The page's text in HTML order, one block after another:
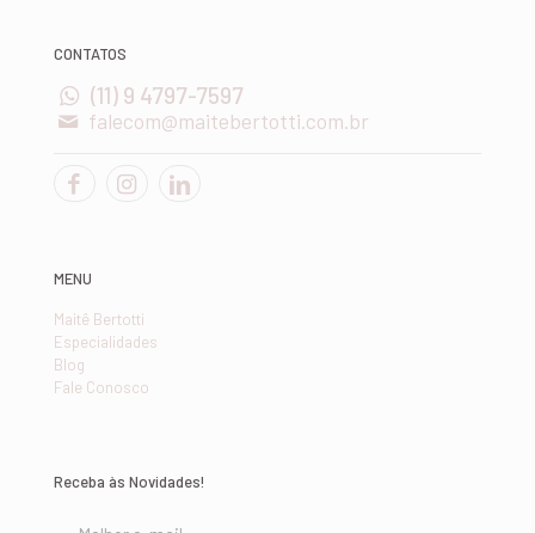
CONTATOS
(11) 9 4797-7597
falecom@maitebertotti.com.br
MENU
Maitê Bertotti
Especialidades
Blog
Fale Conosco
Receba às Novidades!